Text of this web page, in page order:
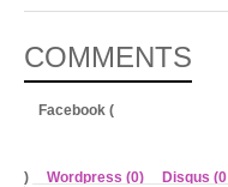
COMMENTS
Facebook (
) Wordpress (0) Disqus (0